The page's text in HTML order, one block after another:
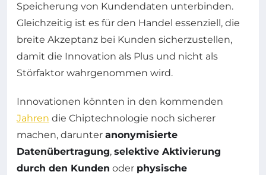
Speicherung von Kundendaten unterbinden.
Gleichzeitig ist es für den Handel essenziell, die
breite Akzeptanz bei Kunden sicherzustellen,
damit die Innovation als Plus und nicht als
Störfaktor wahrgenommen wird.
Innovationen könnten in den kommenden
Jahren die Chiptechnologie noch sicherer
machen, darunter anonymisierte
Datenübertragung, selektive Aktivierung
durch den Kunden oder physische